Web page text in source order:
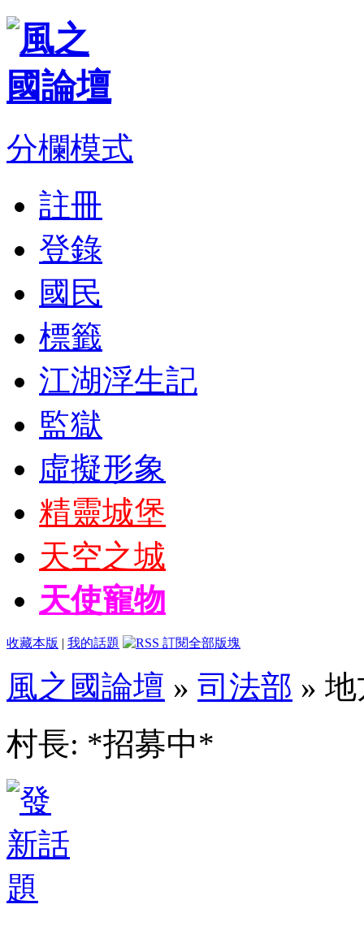
分欄模式
註冊
登錄
國民
標籤
江湖浮生記
監獄
虛擬形象
精靈城堡
天空之城
天使寵物
收藏本版 | 我的話題
風之國論壇 » 司法部 »
村長: *招募中*